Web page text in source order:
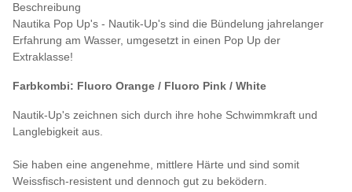
Beschreibung
Nautika Pop Up's - Nautik-Up's sind die Bündelung jahrelanger
Erfahrung am Wasser, umgesetzt in einen Pop Up der
Extraklasse!
Farbkombi: Fluoro Orange / Fluoro Pink / White
Nautik-Up's zeichnen sich durch ihre hohe Schwimmkraft und
Langlebigkeit aus.
Sie haben eine angenehme, mittlere Härte und sind somit
Weissfisch-resistent und dennoch gut zu beködern.